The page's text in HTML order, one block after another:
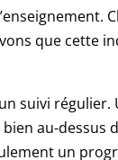
que cette
régulier.
au-
un